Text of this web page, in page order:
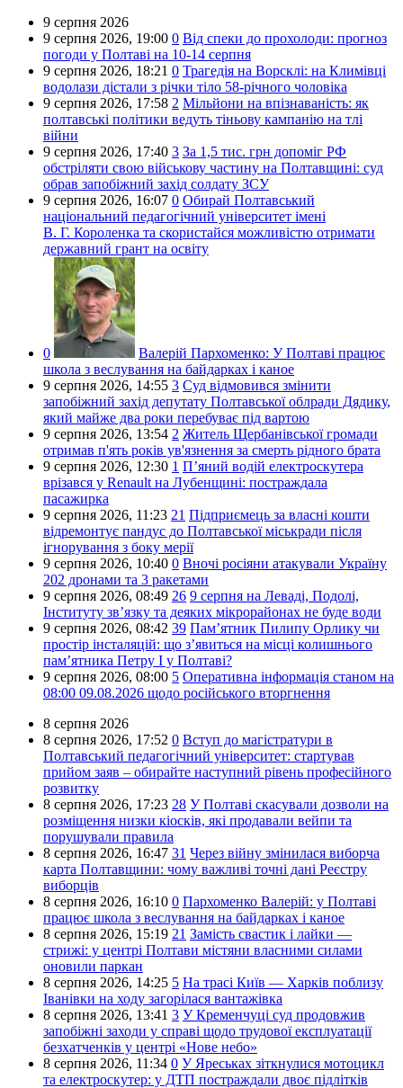
9 серпня 2026
9 серпня 2026, 19:00 0 Від спеки до прохолоди: прогноз
погоди у Полтаві на 10-14 серпня
9 серпня 2026, 18:21 0 Трагедія на Ворсклі: на Климівці
водолази дістали з річки тіло 58-річного чоловіка
9 серпня 2026, 17:58 2 Мільйони на впізнаваність: як
полтавські політики ведуть тіньову кампанію на тлі
війни
9 серпня 2026, 17:40 3 За 1,5 тис. грн допоміг РФ
обстріляти свою військову частину на Полтавщині: суд
обрав запобіжний захід солдату ЗСУ
9 серпня 2026, 16:07 0 Обирай Полтавський
національний педагогічний університет імені
В. Г. Короленка та скористайся можливістю отримати
державний грант на освіту
0 Валерій Пархоменко: У Полтаві працює
школа з веслування на байдарках і каное
9 серпня 2026, 14:55 3 Суд відмовився змінити
запобіжний захід депутату Полтавської облради Дядику,
який майже два роки перебуває під вартою
9 серпня 2026, 13:54 2 Житель Щербанівської громади
отримав п'ять років ув'язнення за смерть рідного брата
9 серпня 2026, 12:30 1 П’яний водій електроскутера
врізався у Renault на Лубенщині: постраждала
пасажирка
9 серпня 2026, 11:23 21 Підприємець за власні кошти
відремонтує пандус до Полтавської міськради після
ігнорування з боку мерії
9 серпня 2026, 10:40 0 Вночі росіяни атакували Україну
202 дронами та 3 ракетами
9 серпня 2026, 08:49 26 9 серпня на Леваді, Подолі,
Інституту зв’язку та деяких мікрорайонах не буде води
9 серпня 2026, 08:42 39 Пам’ятник Пилипу Орлику чи
простір інсталяцій: що з’явиться на місці колишнього
пам’ятника Петру I у Полтаві?
9 серпня 2026, 08:00 5 Оперативна інформація станом на
08:00 09.08.2026 щодо російського вторгнення
8 серпня 2026
8 серпня 2026, 17:52 0 Вступ до магістратури в
Полтавський педагогічний університет: стартував
прийом заяв – обирайте наступний рівень професійного
розвитку
8 серпня 2026, 17:23 28 У Полтаві скасували дозволи на
розміщення низки кіосків, які продавали вейпи та
порушували правила
8 серпня 2026, 16:47 31 Через війну змінилася виборча
карта Полтавщини: чому важливі точні дані Реєстру
виборців
8 серпня 2026, 16:10 0 Пархоменко Валерій: у Полтаві
працює школа з веслування на байдарках і каное
8 серпня 2026, 15:19 21 Замість свастик і лайки —
стрижі: у центрі Полтави містяни власними силами
оновили паркан
8 серпня 2026, 14:25 5 На трасі Київ — Харків поблизу
Іванівки на ходу загорілася вантажівка
8 серпня 2026, 13:41 3 У Кременчуці суд продовжив
запобіжні заходи у справі щодо трудової експлуатації
безхатченків у центрі «Нове небо»
8 серпня 2026, 11:34 0 У Яреськах зіткнулися мотоцикл
та електроскутер: у ДТП постраждали двоє підлітків